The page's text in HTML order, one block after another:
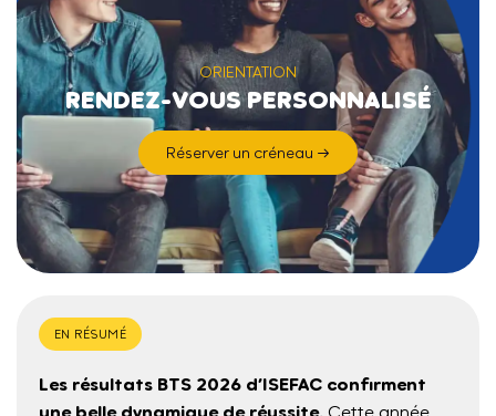
EN RÉSUMÉ
Les résultats BTS 2026 d’ISEFAC confirment
ORIENTATION
RENDEZ-VOUS PERSONNALISÉ
Réserver un créneau →